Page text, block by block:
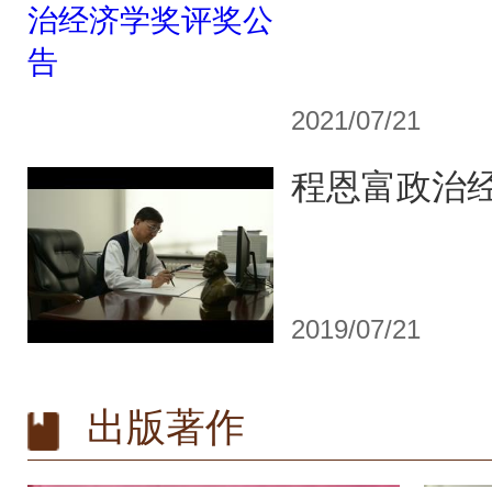
2021/07/21
程恩富政治
2019/07/21
出版著作